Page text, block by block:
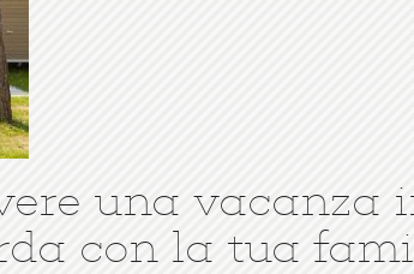
una vacanza
con la tua